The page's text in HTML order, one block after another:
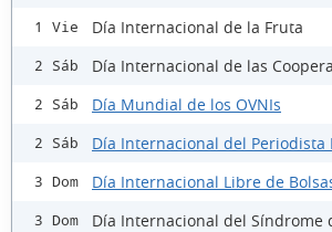
1 Vie Día Internacional de la Fruta
2 Sáb Día Internacional de las
2 Sáb Día Mundial de los OVNIs
2 Sáb Día Internacional del Periodista
3 Dom Día Internacional Libre de
3 Dom Día Internacional del Síndrome